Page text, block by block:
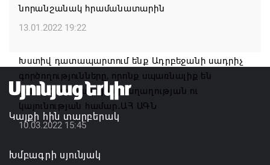
ամոթի ու դավաճանության օր․ ՌԴ և Նոր
07.08.2026 12:50
Բեխի անապատը երկրորդ կյանք է ստանում
07.08.2026 12:38
նորանշանակ հրամանատարին
13.01.2022 19:22
Խստիվ դատապարտում ենք Ադրբեջանի սադրիչ
գործողությունները, որոնք սպառնալիք են
տարածաշրջանային խաղաղության ու
կայունության համար․ԱՀ ԱԳՆ
10.03.2022 15:45
Կայքի հին տարբերակ
Խմբագրի սյունյակ